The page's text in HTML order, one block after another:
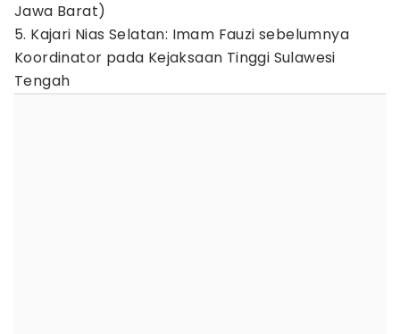
Jawa Barat)
5. Kajari Nias Selatan: Imam Fauzi sebelumnya
Koordinator pada Kejaksaan Tinggi Sulawesi
Tengah